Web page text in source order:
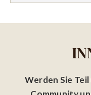
Werden Sie